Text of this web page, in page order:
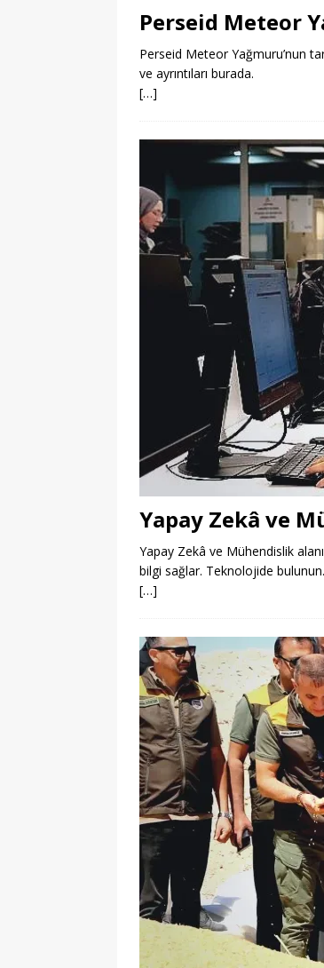
Perseid Meteor
Perseid Meteor Yağmuru’nun
ve ayrıntıları burada.
[…]
Yapay Zekâ ve
Yapay Zekâ ve Mühendislik
bilgi sağlar. Teknolojide bulunun.
[…]